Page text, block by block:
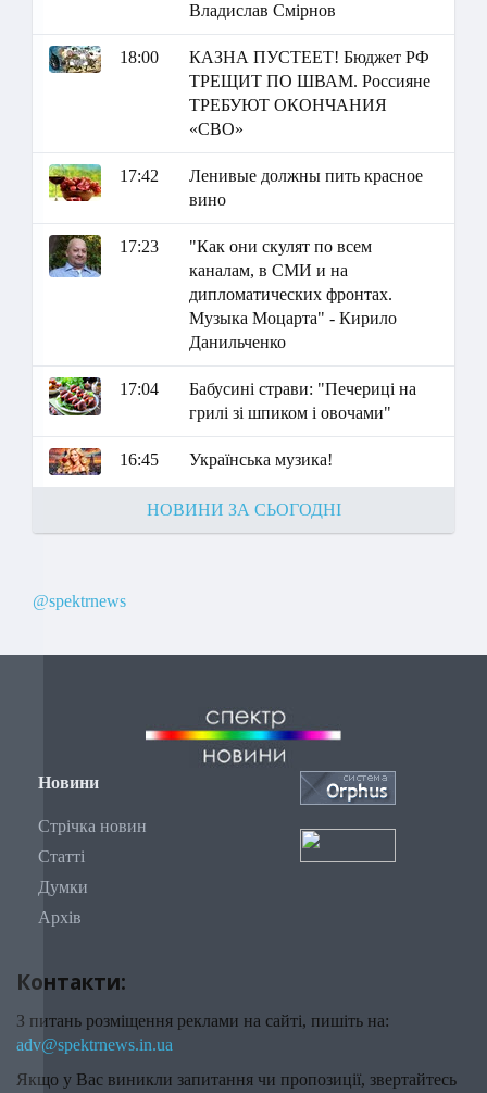
Владислав Смірнов
18:00
КАЗНА ПУСТЕЕТ! Бюджет РФ
ТРЕЩИТ ПО ШВАМ. Россияне
ТРЕБУЮТ ОКОНЧАНИЯ
«СВО»
17:42
Ленивые должны пить красное
вино
17:23
"Как они скулят по всем
каналам, в СМИ и на
дипломатических фронтах.
Музыка Моцарта" - Кирило
Данильченко
17:04
Бабусині страви: "Печериці на
грилі зі шпиком і овочами"
16:45 Українська музика!
НОВИНИ ЗА СЬОГОДНІ
@spektrnews
Новини
Стрічка новин
Статті
Думки
Архів
Контакти:
З питань розміщення реклами на сайті, пишіть на:
adv@spektrnews.in.ua
Якщо у Вас виникли запитання чи пропозиції, звертайтесь